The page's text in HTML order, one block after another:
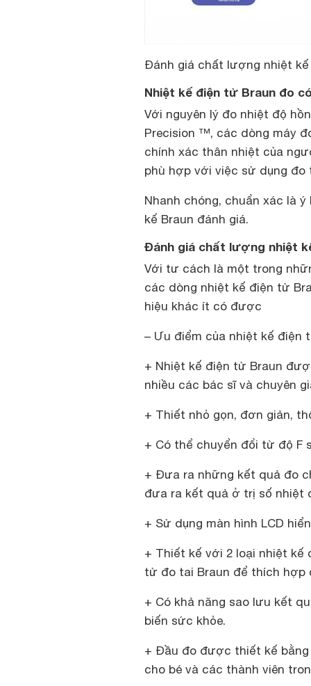
Đánh giá chất lượng nhiệt
Nhiệt kế điện tử Braun đo
Với nguyên lý đo nhiệt độ
Precision ™, các dòng máy
chính xác thân nhiệt của
phù hợp với việc sử dụng đo
Nhanh chóng, chuẩn xác là
kế Braun đánh giá.
Đánh giá chất lượng nhiệt
Với tư cách là một trong
các dòng nhiệt kế điện tử
hiệu khác ít có được
– Ưu điểm của nhiệt kế điện
+ Nhiệt kế điện tử Braun
nhiều các bác sĩ và chuyên
+ Thiết nhỏ gọn, đơn giản,
+ Có thể chuyển đổi từ độ F
+ Đưa ra những kết quả đo
đưa ra kết quả ở trị số nhiệt
+ Sử dụng màn hình LCD
+ Thiết kế với 2 loại nhiệt kế
tử đo tai Braun để thích hợp
+ Có khả năng sao lưu kết
biến sức khỏe.
+ Đầu đo được thiết kế bằng
cho bé và các thành viên